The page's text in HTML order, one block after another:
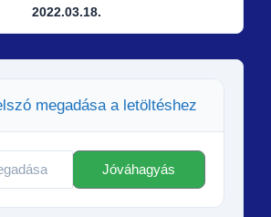
2022.03.18.
megadása a letöltéshez